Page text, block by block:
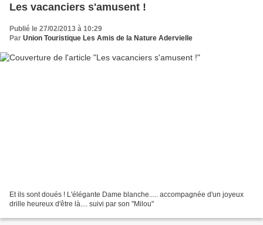
Les vacanciers s'amusent !
Publié le 27/02/2013 à 10:29
Par Union Touristique Les Amis de la Nature Adervielle
Et ils sont doués ! L'élégante Dame blanche..... accompagnée d'un joyeux
drille heureux d'être là.... suivi par son "Milou"